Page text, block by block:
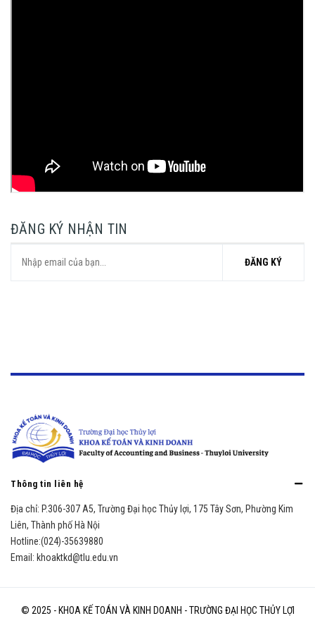
ĐĂNG KÝ NHẬN TIN
ĐĂNG KÝ
Thông tin liên hệ
Địa chỉ: P.306-307 A5, Trường Đại học Thủy lợi, 175 Tây Sơn, Phường Kim
Liên, Thành phố Hà Nội
Hotline:(024)-35639880
Email: khoaktkd@tlu.edu.vn
© 2025 - KHOA KẾ TOÁN VÀ KINH DOANH - TRƯỜNG ĐẠI HỌC THỦY LỢI